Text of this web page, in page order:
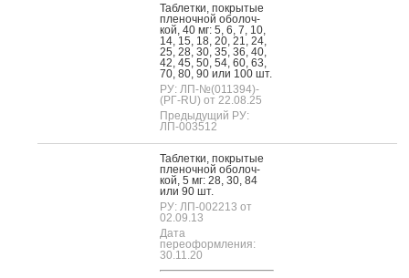
Таб­летки, пок­ры­тые
пле­ноч­ной обо­лоч­
кой, 40 мг: 5, 6, 7, 10,
14, 15, 18, 20, 21, 24,
25, 28, 30, 35, 36, 40,
42, 45, 50, 54, 60, 63,
70, 80, 90 или 100 шт.
РУ: ЛП-№(011394)-
(РГ-RU) от 22.08.25
Предыдущий РУ:
ЛП-003512
Таб­летки, пок­ры­тые
пле­ноч­ной обо­лоч­
кой, 5 мг: 28, 30, 84
или 90 шт.
РУ: ЛП-002213 от
02.09.13
Дата
переоформления:
30.11.20